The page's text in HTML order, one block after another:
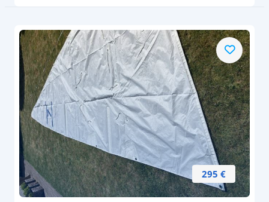
295 €